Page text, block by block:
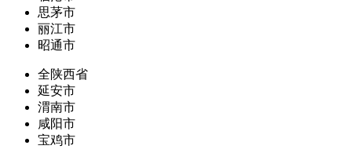
思茅市
丽江市
昭通市
全陕西省
延安市
渭南市
咸阳市
宝鸡市